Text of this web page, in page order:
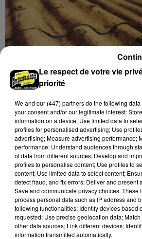
Le SICTOM BBI collecte vos
amiantés
La collecte se fait sous conditions
limité de personnes, sur incription.
A LA UNE
Le respect de votre vie
priorité
We and our (447) partnersdo the following
your consent and/or our legitimate interest:
information on a device; Use limited data to
profiles for personalised advertising; Use
advertising; Measure advertising performance;
performance; Understand audiences through
of data from different sources; Develop and
profiles to personalise content; Use profiles to
content; Use limited data to select content;
detect fraud, and fix errors; Deliver and present
Save and communicate privacy choices. These
process personal data such as IP address and
following functionalities: Identify devices based
requested; Use precise geolocation data;
other data sources; Link different devices;
information transmitted automatically.